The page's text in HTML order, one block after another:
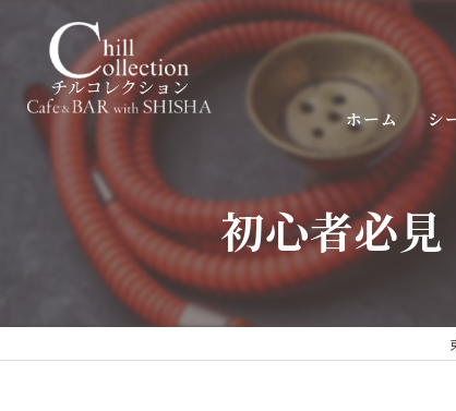
ホーム シ
初心者必